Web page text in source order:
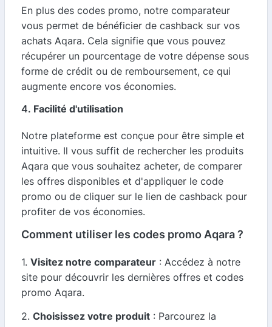
En plus des codes promo, notre comparateur
vous permet de bénéficier de cashback sur vos
achats Aqara. Cela signifie que vous pouvez
récupérer un pourcentage de votre dépense sous
forme de crédit ou de remboursement, ce qui
augmente encore vos économies.
4. Facilité d'utilisation
Notre plateforme est conçue pour être simple et
intuitive. Il vous suffit de rechercher les produits
Aqara que vous souhaitez acheter, de comparer
les offres disponibles et d'appliquer le code
promo ou de cliquer sur le lien de cashback pour
profiter de vos économies.
Comment utiliser les codes promo Aqara ?
1. Visitez notre comparateur : Accédez à notre
site pour découvrir les dernières offres et codes
promo Aqara.
2. Choisissez votre produit : Parcourez la